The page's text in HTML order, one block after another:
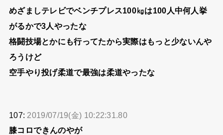
めざましテレビでベンチプレス100㎏は100人中何人挙
がるかで3人やったな
格闘技場とかにも行ってたから実際はもっと少ないんや
ろうけど
空手やり投げ柔道で最強は柔道やったな
107: 2019/07/19(金) 10:22:31.80
膝コロできんのやが